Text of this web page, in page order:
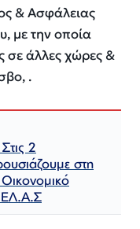
& Ασφάλειας
με την οποία
σε άλλες χώρες &
.
2
στη
ΕΛ.Α.Σ